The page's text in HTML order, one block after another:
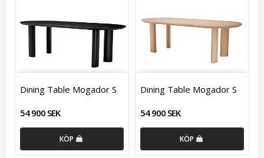
Dining Table Mogador S
54 900 SEK
KÖP
Dining Table Mogador S
54 900 SEK
KÖP